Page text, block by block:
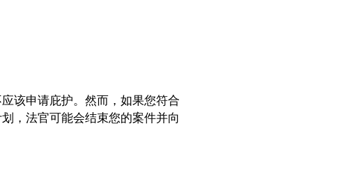
该申请庇护。然而，如果您符合
，法官可能会结束您的案件并向